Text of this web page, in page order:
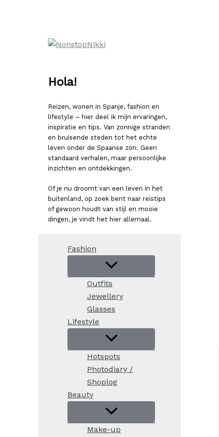
Hola!
Reizen, wonen in Spanje, fashion en
lifestyle – hier deel ik mijn ervaringen,
inspiratie en tips. Van zonnige stranden
en bruisende steden tot het echte
leven onder de Spaanse zon. Geen
standaard verhalen, maar persoonlijke
inzichten en ontdekkingen.
Of je nu droomt van een leven in het
buitenland, op zoek bent naar reistips
of gewoon houdt van stijl en mooie
dingen, je vindt het hier allemaal.
Fashion
Outfits
Jewellery
Glasses
Lifestyle
Hotspots
Photodiary /
Shoplog
Beauty
Make-up